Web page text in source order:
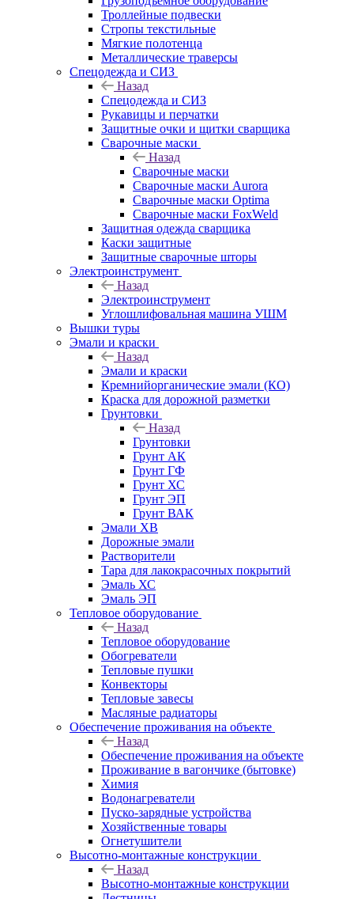
Троллейные подвески
Стропы текстильные
Мягкие полотенца
Металлические траверсы
Спецодежда и СИЗ
Назад
Спецодежда и СИЗ
Рукавицы и перчатки
Защитные очки и щитки сварщика
Сварочные маски
Назад
Сварочные маски
Сварочные маски Aurora
Сварочные маски Optima
Сварочные маски FoxWeld
Защитная одежда сварщика
Каски защитные
Защитные сварочные шторы
Электроинструмент
Назад
Электроинструмент
Углошлифовальная машина УШМ
Вышки туры
Эмали и краски
Назад
Эмали и краски
Кремнийорганические эмали (КО)
Краска для дорожной разметки
Грунтовки
Назад
Грунтовки
Грунт АК
Грунт ГФ
Грунт ХС
Грунт ЭП
Грунт ВАК
Эмали ХВ
Дорожные эмали
Растворители
Тара для лакокрасочных покрытий
Эмаль ХС
Эмаль ЭП
Тепловое оборудование
Назад
Тепловое оборудование
Обогреватели
Тепловые пушки
Конвекторы
Тепловые завесы
Масляные радиаторы
Обеспечение проживания на объекте
Назад
Обеспечение проживания на объекте
Проживание в вагончике (бытовке)
Химия
Водонагреватели
Пуско-зарядные устройства
Хозяйственные товары
Огнетушители
Высотно-монтажные конструкции
Назад
Высотно-монтажные конструкции